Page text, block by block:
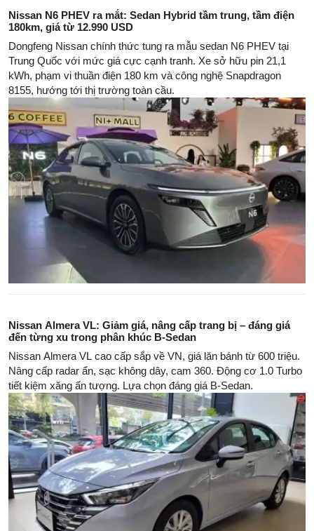
Nissan N6 PHEV ra mắt: Sedan Hybrid tầm trung, tầm điện
180km, giá từ 12.990 USD
Dongfeng Nissan chính thức tung ra mẫu sedan N6 PHEV tại
Trung Quốc với mức giá cực cạnh tranh. Xe sở hữu pin 21,1
kWh, phạm vi thuần điện 180 km và công nghệ Snapdragon
8155, hướng tới thị trường toàn cầu.
Nissan Almera VL: Giảm giá, nâng cấp trang bị – đáng giá
đến từng xu trong phân khúc B-Sedan
Nissan Almera VL cao cấp sắp về VN, giá lăn bánh từ 600 triệu.
Nâng cấp radar ẩn, sạc không dây, cam 360. Động cơ 1.0 Turbo
tiết kiệm xăng ấn tượng. Lựa chọn đáng giá B-Sedan.